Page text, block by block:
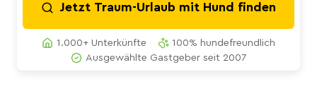
Jetzt Traum-Urlaub mit Hund finden
1.000+ Unterkünfte
100% hundefreundlich
Ausgewählte Gastgeber seit 2007